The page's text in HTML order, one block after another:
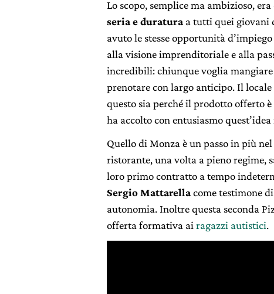
Lo scopo, semplice ma ambizioso,
seria e duratura a tutti quei giovani
avuto le stesse opportunità
alla visione imprenditoriale e alla
incredibili: chiunque voglia
prenotare con largo anticipo. Il
questo sia perché il prodotto offerto
ha accolto con entusiasmo
Quello di Monza è un passo in più
ristorante, una volta a pieno regime,
loro primo contratto a tempo
Sergio Mattarellacome testimone
autonomia. Inoltre questa seconda
offerta formativa airagazzi autistici.